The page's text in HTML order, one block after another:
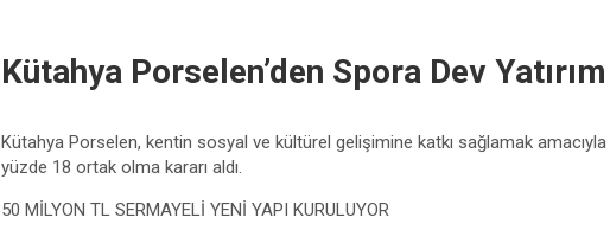
Kütahya Porselen’den Spora Dev Yatırım
Kütahya Porselen, kentin sosyal ve kültürel gelişimine katkı sağlamak
yüzde 18 ortak olma kararı aldı.
50 MİLYON TL SERMAYELİ YENİ YAPI KURULUYOR